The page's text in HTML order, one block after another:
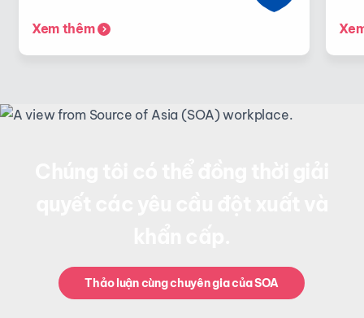
Xem thêm
Thảo luận cùng chuyên gia của SOA